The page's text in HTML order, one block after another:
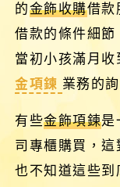
的金飾收購借款
借款的條件細
當初小孩滿月
金項鍊 業務的
有些金飾項鍊是
司專櫃購買，這
也不知道這些